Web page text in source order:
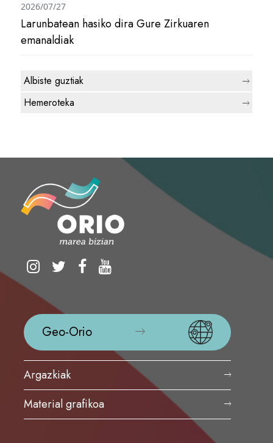
Larunbatean hasiko dira Gure Zirkuaren
emanaldiak
2026/07/27
Albiste guztiak
Hemeroteka
Geo-Orio
Argazkiak
Material grafikoa